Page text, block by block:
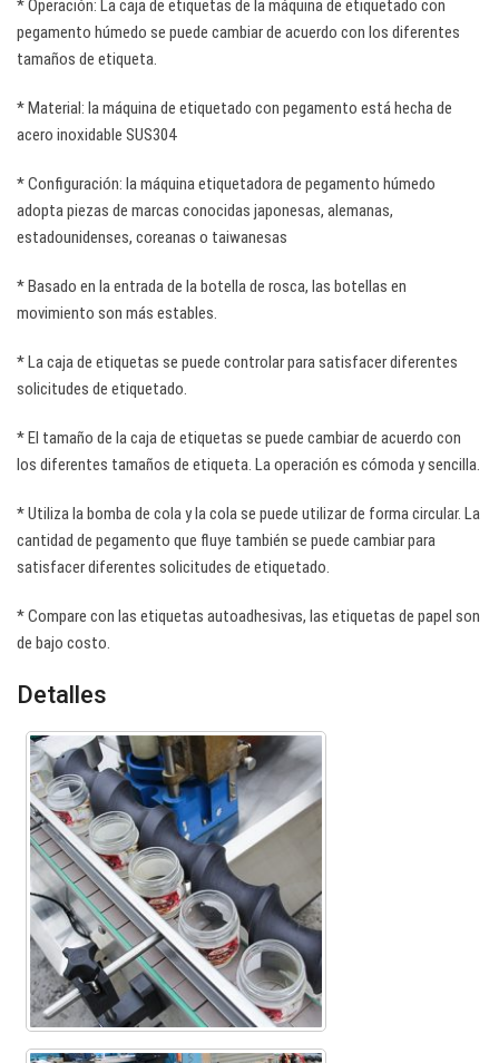
* Operación: La caja de etiquetas de la máquina de etiquetado con
pegamento húmedo se puede cambiar de acuerdo con los diferentes
tamaños de etiqueta.
* Material: la máquina de etiquetado con pegamento está hecha de
acero inoxidable SUS304
* Configuración: la máquina etiquetadora de pegamento húmedo
adopta piezas de marcas conocidas japonesas, alemanas,
estadounidenses, coreanas o taiwanesas
* Basado en la entrada de la botella de rosca, las botellas en
movimiento son más estables.
* La caja de etiquetas se puede controlar para satisfacer diferentes
solicitudes de etiquetado.
* El tamaño de la caja de etiquetas se puede cambiar de acuerdo con
los diferentes tamaños de etiqueta. La operación es cómoda y sencilla.
* Utiliza la bomba de cola y la cola se puede utilizar de forma circular. La
cantidad de pegamento que fluye también se puede cambiar para
satisfacer diferentes solicitudes de etiquetado.
* Compare con las etiquetas autoadhesivas, las etiquetas de papel son
de bajo costo.
Detalles